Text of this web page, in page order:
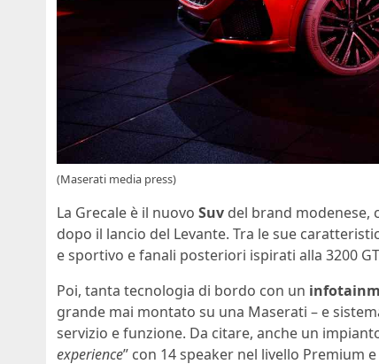
(Maserati media press)
La Grecale è il nuovo Suv del brand modenese,
dopo il lancio del Levante. Tra le sue
e sportivo e fanali posteriori ispirati alla 3200
Poi, tanta tecnologia di bordo con un
grande mai montato su una Maserati – e
servizio e funzione. Da citare, anche un
experience” con 14 speaker nel livello Premium